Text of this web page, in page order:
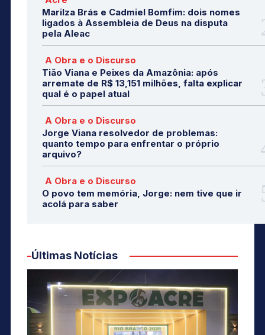
Marilza Brás e Cadmiel Bomfim: dois nomes
ligados à Assembleia de Deus na disputa
pela Aleac
A Obra e o Discurso
Tião Viana e Peixes da Amazônia: após
arremate de R$ 13,151 milhões, falta explicar
qual é o papel atual
A Obra e o Discurso
Jorge Viana resolvedor de problemas:
quanto tempo para enfrentar o próprio
arquivo?
A Obra e o Discurso
O povo tem memória, Jorge: nem tive que ir
acolá para saber
Últimas Notícias